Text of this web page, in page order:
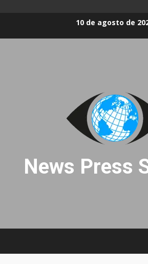
10 de agosto de
News Press